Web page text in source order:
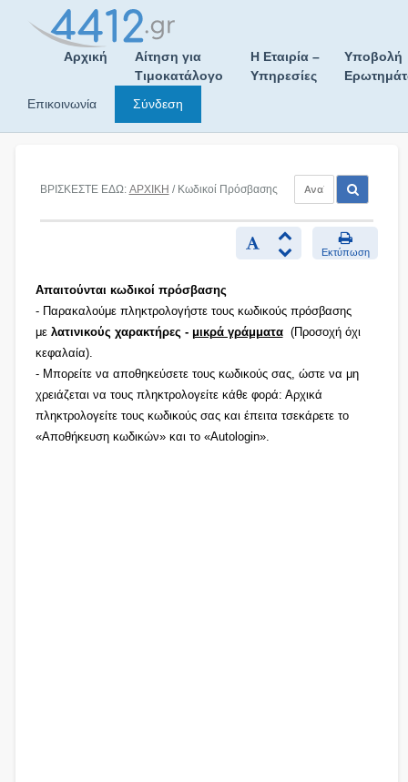
Αρχική
Αίτηση για
Τιμοκατάλογο
Η Εταιρία –
Υπηρεσίες
Υποβολή
Επικοινωνία
Σύνδεση
ΒΡΙΣΚΕΣΤΕ ΕΔΩ: ΑΡΧΙΚΗ / Κωδικοί Πρόσβασης
Εκτύπωση
Απαιτούνται κωδικοί πρόσβασης
- Παρακαλούμε πληκτρολογήστε τους κωδικούς πρόσβασης
με λατινικούς χαρακτήρες - μικρά γράμματα(Προσοχή όχι
κεφαλαία).
- Μπορείτε να αποθηκεύσετε τους κωδικούς σας, ώστε να μη
χρειάζεται να τους πληκτρολογείτε κάθε φορά: Αρχικά
πληκτρολογείτε τους κωδικούς σας και έπειτα τσεκάρετε το
«Αποθήκευση κωδικών» και το «Autologin».